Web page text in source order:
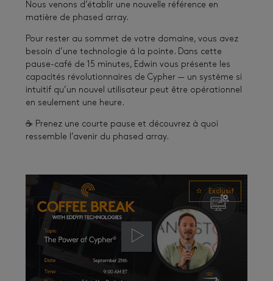
Nous venons d’établir une nouvelle référence en
matière de phased array.
Pour rester au sommet de votre domaine, vous avez
besoin d’une technologie à la pointe. Dans cette
pause-café de 15 minutes, Edwin vous présente les
capacités révolutionnaires de Cypher — un système si
intuitif qu’un nouvel utilisateur peut être opérationnel
en seulement une heure.
☕ Prenez une courte pause et découvrez à quoi
ressemble l’avenir du phased array.
Exclusif